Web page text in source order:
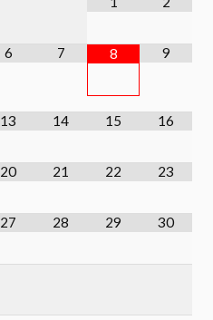
6 7 8 9
13 14 15 16
20 21 22 23
27 28 29 30